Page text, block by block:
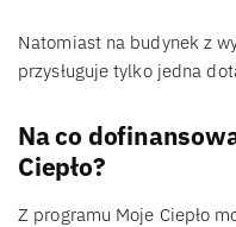
Natomiast na budynek z
przysługuje tylko jedna
Na co
Ciepło?
Z programu Moje Ciepło